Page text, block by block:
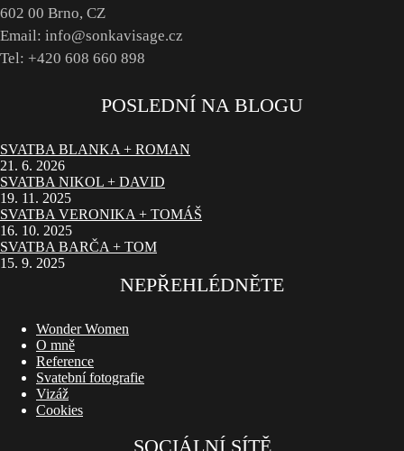
602 00 Brno, CZ
Email: info@sonkavisage.cz
Tel: +420 608 660 898
POSLEDNÍ NA BLOGU
SVATBA BLANKA + ROMAN
21. 6. 2026
SVATBA NIKOL + DAVID
19. 11. 2025
SVATBA VERONIKA + TOMÁŠ
16. 10. 2025
SVATBA BARČA + TOM
15. 9. 2025
NEPŘEHLÉDNĚTE
Wonder Women
O mně
Reference
Svatební fotografie
Vizáž
Cookies
SOCIÁLNÍ SÍTĚ